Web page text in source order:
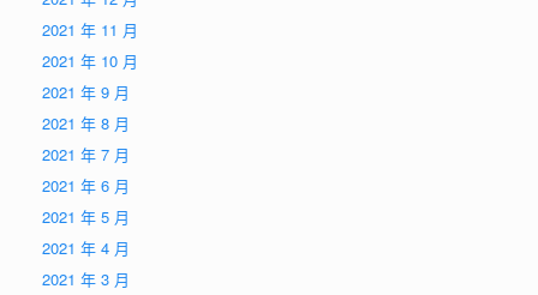
2021 年 11 月
2021 年 10 月
2021 年 9 月
2021 年 8 月
2021 年 7 月
2021 年 6 月
2021 年 5 月
2021 年 4 月
2021 年 3 月